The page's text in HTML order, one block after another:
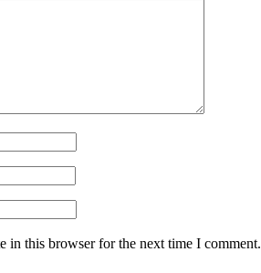
in this browser for the next time I comment.